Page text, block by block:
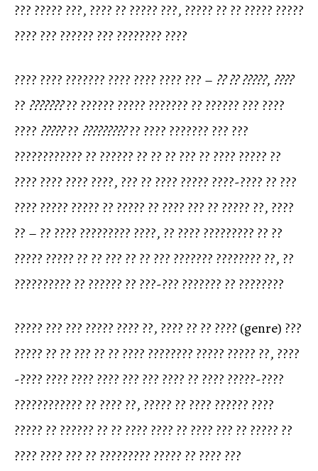
??? ????? ???, ???? ?? ????? ???, ????? ?? ?? ????? ?????
???? ??? ?????? ??? ???????? ????
???? ???? ??????? ???? ???? ???? ??? – ?? ?? ?????, ????
?? ????????? ?????? ????? ??????? ?? ?????? ??? ????
???? ??????? ??????????? ???? ??????? ??? ???
???????????? ?? ?????? ?? ?? ?? ??? ?? ???? ????? ??
???? ???? ???? ????, ??? ?? ???? ????? ????-???? ?? ???
???? ????? ????? ?? ????? ?? ???? ??? ?? ????? ??, ????
?? – ?? ???? ????????? ????, ?? ???? ????????? ?? ??
????? ????? ?? ?? ??? ?? ?? ??? ??????? ???????? ??, ??
?????????? ?? ?????? ?? ???-??? ??????? ?? ????????
????? ??? ??? ????? ???? ??, ???? ?? ?? ???? (genre) ???
????? ?? ?? ??? ?? ?? ???? ???????? ????? ????? ??, ????
-???? ???? ???? ???? ??? ??? ???? ?? ???? ?????-????
???????????? ?? ???? ??, ????? ?? ???? ?????? ????
????? ?? ?????? ?? ?? ???? ???? ?? ???? ??? ?? ????? ??
???? ???? ??? ?? ????????? ????? ?? ???? ???